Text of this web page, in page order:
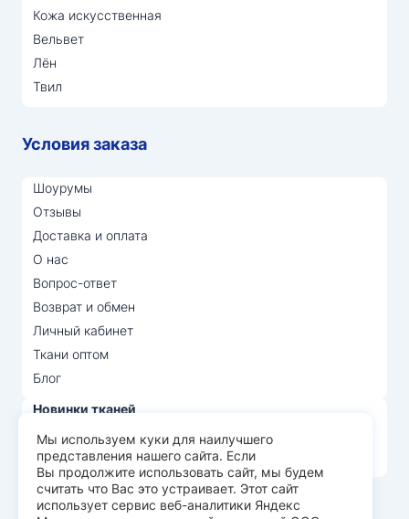
Кожа искусственная
Вельвет
Лён
Твил
Условия заказа
Шоурумы
Отзывы
Доставка и оплата
О нас
Вопрос-ответ
Возврат и обмен
Личный кабинет
Ткани оптом
Блог
Новинки тканей
Распродажа тканей
Лидеры продаж
Мы используем куки для наилучшего
представления нашего сайта. Если
Вы продолжите использовать сайт, мы будем
считать что Вас это устраивает. Этот сайт
использует сервис веб-аналитики Яндекс